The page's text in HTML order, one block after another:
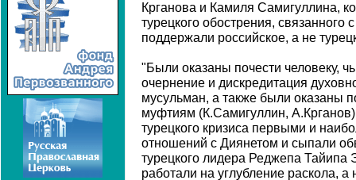
Крганова и Камиля Самигуллина,
турецкого обострения, связанного
поддержали российское, а не
"Были оказаны почести человеку,
очернение и дискредитация
мусульман, а также были оказаны
муфтиям (К.Самигуллин,
турецкого кризиса первыми и
отношений с Диянетом и сыпали
турецкого лидера Реджепа Тайипа
работали на углубление раскола, а